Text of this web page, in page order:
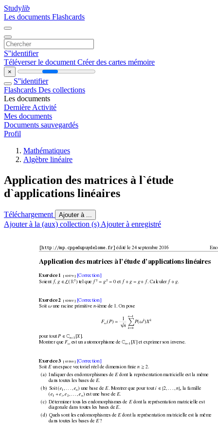
Studylib
Les documents Flashcards
S''identifier
Téléverser le document Créer des cartes mémoire
×
S''identifier
Flashcards Des collections
Les documents
Dernière Activité
Mes documents
Documents sauvegardés
Profil
Mathématiques
Algèbre linéaire
Application des matrices à l`étude
d`applications linéaires
Téléchargement Ajouter à ...
Ajouter à la (aux) collection (s) Ajouter à enregistré
[http://mp.cpgedupuydelome.fr] édité le 24 septembre 2016
Application des matrices à l’étude d’applications linéaires
Exercice 1 [ 02679 ]
[Correction]
Soient f g ∈ L( R2 ) tel que f 2 = g2 =0 et f ◦ g = g◦f. Calculer f ◦g.
Exercice 2 [ 02688 ]
[Correction]
Soit ω une racine primitive n-ième de 1. On pose
Fω(P) =
1
√n
n−1
X
k= 0
P(ωk)Xk
pour tout P ∈Cn− 1 [X].
Montrer que Fω est un automorphisme de Cn− 1 [X] et exprimer son inverse.
Exercice 3 [ 03160 ]
[Correction]
Soit E un espace vectoriel réel de dimension ﬁnie n ≥2.
(a) Indiquer des endomorphismes de Edont la représentation matricielle est la même
dans toutes les bases de E.
(b) Soit (e1 ,..., en ) une base de E. Montrer que pour tout i ∈{2,..., n}, la famille
(e1 +ei ,e2 ,...,en ) est une base de E.
(c) Déterminer tous les endomorphismes de E dont la représentation matricielle est
diagonale dans toutes les bases de E.
(d) Quels sont les endomorphismes de Edont la représentation matricielle est la même
dans toutes les bases de E ?